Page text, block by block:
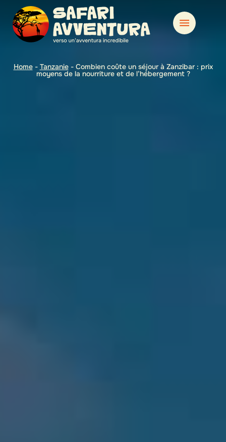
Home- Tanzanie- Combien coûte un séjour à Zanzibar : prix
moyens de la nourriture et de l’hébergement ?